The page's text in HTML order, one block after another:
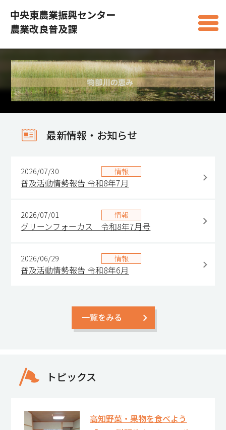
中央東農業振興センター
農業改良普及課
最新情報・お知らせ
2026/07/30 情報
普及活動情勢報告 令和8年7月
2026/07/01 情報
グリーンフォーカス 令和8年7月号
2026/06/29 情報
普及活動情勢報告 令和8年6月
一覧をみる
トピックス
高知野菜・果物を食べよう